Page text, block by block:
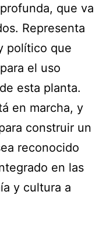
que va
Representa
político que
el uso
esta planta.
en marcha, y
construir un
reconocido
en las
y cultura a